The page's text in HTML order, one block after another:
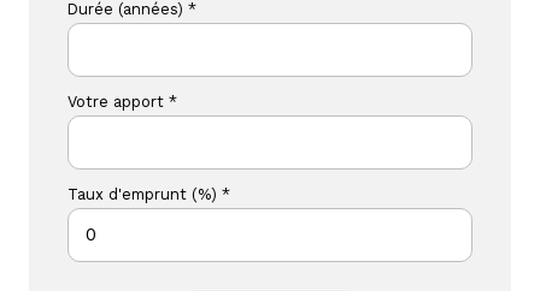
Durée (années) *
Votre apport *
Taux d'emprunt (%) *